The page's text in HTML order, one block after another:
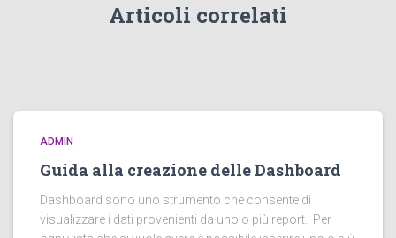
Articoli correlati
ADMIN
Guida alla creazione delle Dashboard
Dashboard sono uno strumento che consente di
visualizzare i dati provenienti da uno o più report. Per